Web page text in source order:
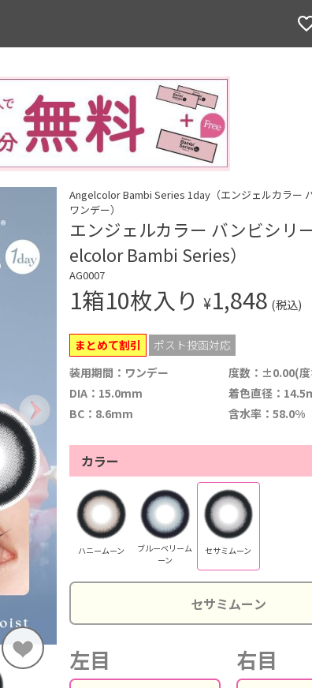
Angelcolor Bambi Series 1day（エンジェルカラー
ワンデー）
エンジェルカラー バンビシリ
elcolor Bambi Series）
AG0007
1箱10枚入り ¥1,848 (税込)
まとめて割引
ポスト投函対応
装用期間：ワンデー
度数：±0.00(
DIA：15.0mm
着色直径：
BC：8.6mm
含水率：58.0%
カラー
ハニームーン
ブルーベリーム
ーン
セサミムーン
左目 右目